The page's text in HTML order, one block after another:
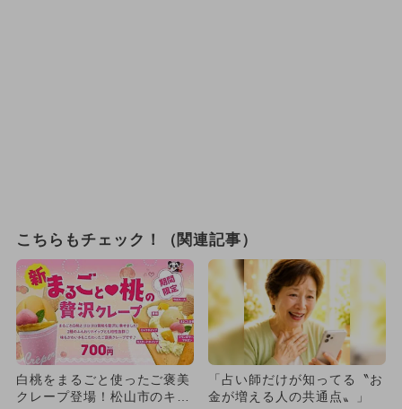
こちらもチェック！（関連記事）
白桃をまるごと使ったご褒美
クレープ登場！松山市のキス
「占い師だけが知ってる〝お
金が増える人の共通点〟」